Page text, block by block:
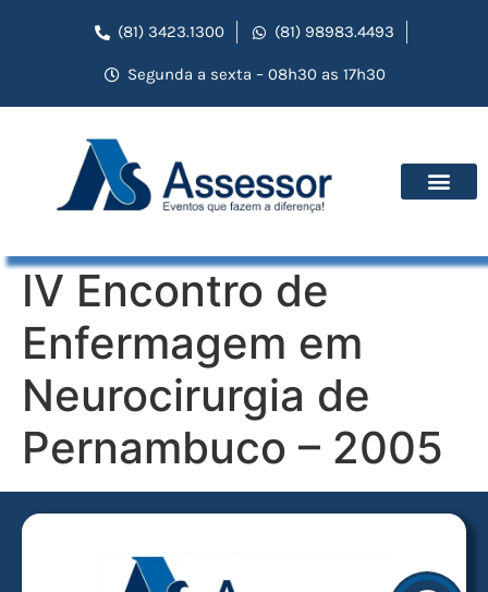
(81) 3423.1300 (81) 98983.4493
Segunda a sexta – 08h30 as 17h30
IV Encontro de
Enfermagem em
Neurocirurgia de
Pernambuco – 2005